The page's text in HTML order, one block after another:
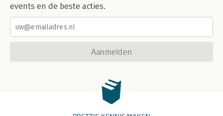
events en de beste acties.
Aanmelden